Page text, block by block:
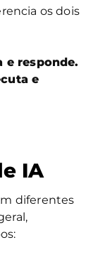
os dois
e responde.
e
IA
diferentes